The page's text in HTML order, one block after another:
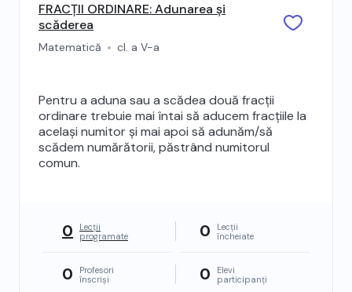
FRACȚII ORDINARE: Adunarea și
scăderea
Matematică cl. a V-a
Pentru a aduna sau a scădea două fracții
ordinare trebuie mai întai să aducem fracțiile la
același numitor și mai apoi să adunăm/să
scădem numărătorii, păstrând numitorul
comun.
0
Lecții
programate
0
Lecții
încheiate
0
Profesori
înscriși
0
Elevi
participanți